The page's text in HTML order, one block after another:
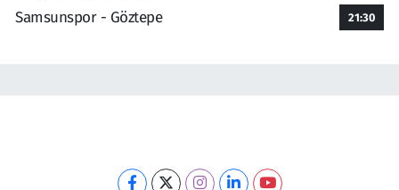
Samsunspor - Göztepe
21:30